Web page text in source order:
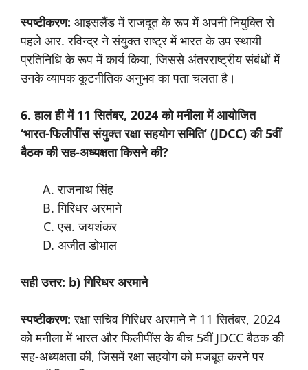
स्पष्टीकरण: आइसलैंड में राजदूत के रूप में अपनी नियुक्ति से
पहले आर. रविन्द्र ने संयुक्त राष्ट्र में भारत के उप स्थायी
प्रतिनिधि के रूप में कार्य किया, जिससे अंतरराष्ट्रीय संबंधों में
उनके व्यापक कूटनीतिक अनुभव का पता चलता है।
6. हाल ही में 11 सितंबर, 2024 को मनीला में आयोजित
‘भारत-फिलीपींस संयुक्त रक्षा सहयोग समिति’ (JDCC) की 5वीं
बैठक की सह-अध्यक्षता किसने की?
राजनाथ सिंह
गिरिधर अरमाने
एस. जयशंकर
अजीत डोभाल
सही उत्तर: b) गिरिधर अरमाने
स्पष्टीकरण: रक्षा सचिव गिरिधर अरमाने ने 11 सितंबर, 2024
को मनीला में भारत और फिलीपींस के बीच 5वीं JDCC बैठक की
सह-अध्यक्षता की, जिसमें रक्षा सहयोग को मजबूत करने पर